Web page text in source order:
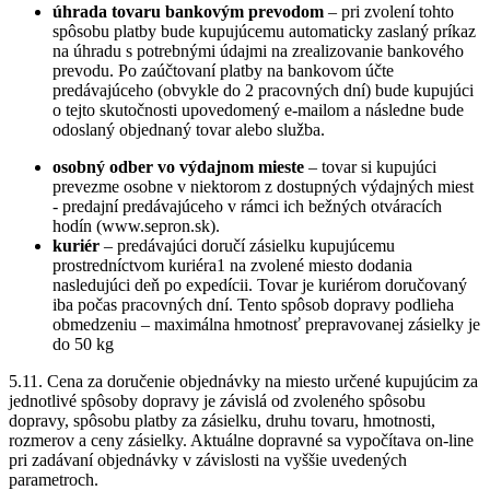
úhrada tovaru bankovým prevodom – pri zvolení tohto
spôsobu platby bude kupujúcemu automaticky zaslaný príkaz
na úhradu s potrebnými údajmi na zrealizovanie bankového
prevodu. Po zaúčtovaní platby na bankovom účte
predávajúceho (obvykle do 2 pracovných dní) bude kupujúci
o tejto skutočnosti upovedomený e-mailom a následne bude
odoslaný objednaný tovar alebo služba.
osobný odber vo výdajnom mieste – tovar si kupujúci
prevezme osobne v niektorom z dostupných výdajných miest
- predajní predávajúceho v rámci ich bežných otváracích
hodín (www.sepron.sk).
kuriér – predávajúci doručí zásielku kupujúcemu
prostredníctvom kuriéra1 na zvolené miesto dodania
nasledujúci deň po expedícii. Tovar je kuriérom doručovaný
iba počas pracovných dní. Tento spôsob dopravy podlieha
obmedzeniu – maximálna hmotnosť prepravovanej zásielky je
do 50 kg
5.11. Cena za doručenie objednávky na miesto určené kupujúcim za
jednotlivé spôsoby dopravy je závislá od zvoleného spôsobu
dopravy, spôsobu platby za zásielku, druhu tovaru, hmotnosti,
rozmerov a ceny zásielky. Aktuálne dopravné sa vypočítava on-line
pri zadávaní objednávky v závislosti na vyššie uvedených
parametroch.